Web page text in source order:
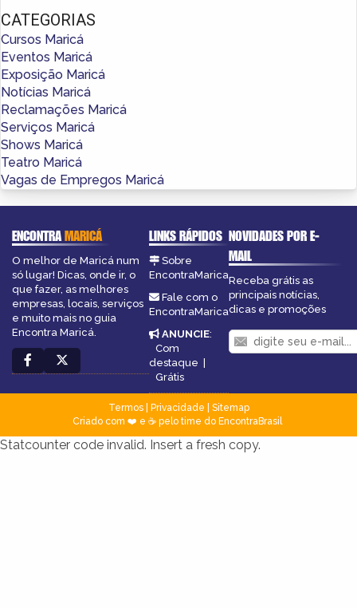
CATEGORIAS
Cursos Maricá
Eventos Maricá
Exposição Maricá
Notícias Maricá
Reclamações Maricá
Serviços Maricá
Shows Maricá
Teatro Maricá
Vagas de Empregos Maricá
ENCONTRAMARICÁ
O melhor de Maricá num
só lugar! Dicas, onde ir, o
que fazer, as melhores
empresas, locais, serviços
e muito mais no guia
Encontra Maricá.
LINKS RÁPIDOS
Sobre
EncontraMarica
Fale com o
EncontraMarica
ANUNCIE:
Com
destaque
Grátis
NOVIDADES POR E-
MAIL
Receba grátis as
principais notícias,
dicas e promoções
Termos| Privacidade
Sitemap
Criado com ❤️ e ☕ pelo time do EncontraBrasil
Statcounter code invalid. Insert a fresh copy.